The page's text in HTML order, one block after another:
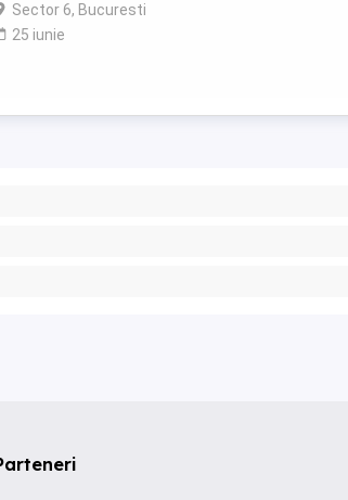
Sector 6, Bucuresti
25 iunie